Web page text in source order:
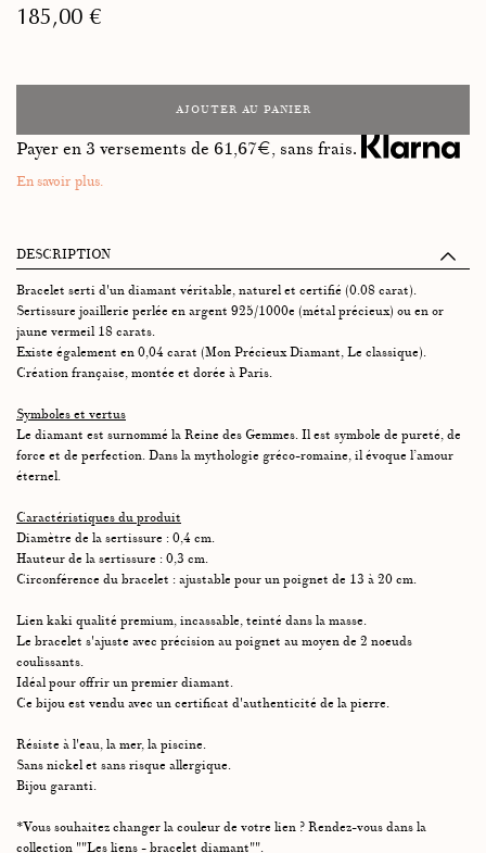
185,00 €
AJOUTER AU PANIER
Payer en 3 versements de 61,67€, sans frais.
En savoir plus.
DESCRIPTION
Bracelet serti d'un diamant véritable, naturel et certifié (0.08 carat).
Sertissure joaillerie perlée en argent 925/1000e (métal précieux) ou en or
jaune vermeil 18 carats.
Existe également en 0,04 carat (Mon Précieux Diamant, Le classique).
Création française, montée et dorée à Paris.
Symboles et vertus
Le diamant est surnommé la Reine des Gemmes. Il est symbole de pureté, de
force et de perfection. Dans la mythologie gréco-romaine, il évoque l’amour
éternel.
Caractéristiques du produit
Diamètre de la sertissure : 0,4 cm.
Hauteur de la sertissure : 0,3 cm.
Circonférence du bracelet : ajustable pour un poignet de 13 à 20 cm.
Lien kaki qualité premium, incassable, teinté dans la masse.
Le bracelet s'ajuste avec précision au poignet au moyen de 2 noeuds
coulissants.
Idéal pour offrir un premier diamant.
Ce bijou est vendu avec un certificat d'authenticité de la pierre.
Résiste à l'eau, la mer, la piscine.
Sans nickel et sans risque allergique.
Bijou garanti.
*Vous souhaitez changer la couleur de votre lien ? Rendez-vous dans la
collection ""Les liens - bracelet diamant"".